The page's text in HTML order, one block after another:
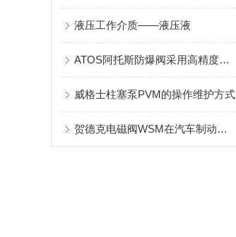
液压工作介质——液压液
ATOS阿托斯防爆阀采用高精度压力传感器与调节装置
威格士柱塞泵PVM的操作维护方式
贺德克电磁阀WSM在汽车制动系统中的作用